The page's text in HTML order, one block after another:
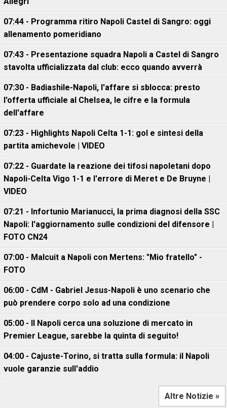
07:44 - Programma ritiro Napoli Castel di Sangro: oggi
allenamento pomeridiano
07:43 - Presentazione squadra Napoli a Castel di Sangro
stavolta ufficializzata dal club: ecco quando avverrà
07:30 - Badiashile-Napoli, l'affare si sblocca: presto
l'offerta ufficiale al Chelsea, le cifre e la formula
dell'affare
07:23 - Highlights Napoli Celta 1-1: gol e sintesi della
partita amichevole | VIDEO
07:22 - Guardate la reazione dei tifosi napoletani dopo
Napoli-Celta Vigo 1-1 e l'errore di Meret e De Bruyne |
VIDEO
07:21 - Infortunio Marianucci, la prima diagnosi della SSC
Napoli: l'aggiornamento sulle condizioni del difensore |
FOTO CN24
07:00 - Malcuit a Napoli con Mertens: "Mio fratello" -
FOTO
06:00 - CdM - Gabriel Jesus-Napoli è uno scenario che
può prendere corpo solo ad una condizione
05:00 - Il Napoli cerca una soluzione di mercato in
Premier League, sarebbe la quinta di seguito!
04:00 - Cajuste-Torino, si tratta sulla formula: il Napoli
vuole garanzie sull'addio
Altre Notizie »